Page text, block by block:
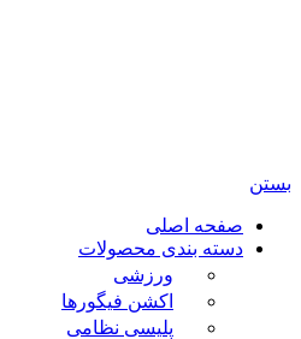
بستن
صفحه اصلی
دسته بندی محصولات
ورزشی
اکشن فیگورها
پلیسی نظامی